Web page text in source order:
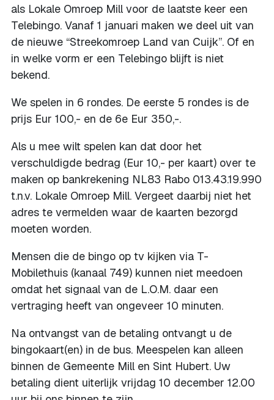
als Lokale Omroep Mill voor de laatste keer een
Telebingo. Vanaf 1 januari maken we deel uit van
de nieuwe “Streekomroep Land van Cuijk”. Of en
in welke vorm er een Telebingo blijft is niet
bekend.
We spelen in 6 rondes. De eerste 5 rondes is de
prijs Eur 100,- en de 6e Eur 350,-.
Als u mee wilt spelen kan dat door het
verschuldigde bedrag (Eur 10,- per kaart) over te
maken op bankrekening NL83 Rabo 013.43.19.990
t.n.v. Lokale Omroep Mill. Vergeet daarbij niet het
adres te vermelden waar de kaarten bezorgd
moeten worden.
Mensen die de bingo op tv kijken via T-
Mobilethuis (kanaal 749) kunnen niet meedoen
omdat het signaal van de L.O.M. daar een
vertraging heeft van ongeveer 10 minuten.
Na ontvangst van de betaling ontvangt u de
bingokaart(en) in de bus. Meespelen kan alleen
binnen de Gemeente Mill en Sint Hubert. Uw
betaling dient uiterlijk vrijdag 10 december 12.00